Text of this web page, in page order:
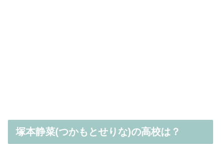
塚本静菜(つかもとせりな)の高校は？